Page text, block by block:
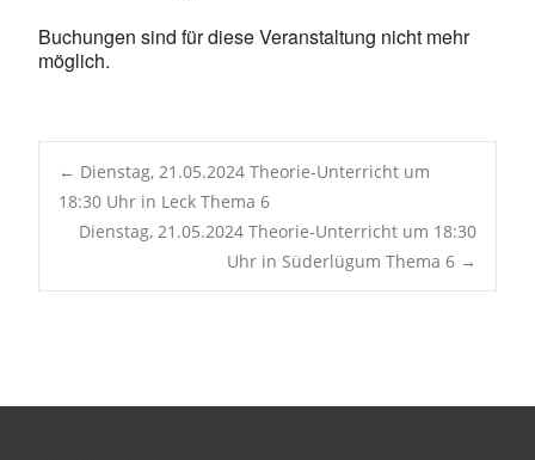
Buchungen sind für diese Veranstaltung nicht mehr
möglich.
Post
navigation
← Dienstag, 21.05.2024 Theorie-Unterricht um
18:30 Uhr in Leck Thema 6
Dienstag, 21.05.2024 Theorie-Unterricht um 18:30
Uhr in Süderlügum Thema 6 →